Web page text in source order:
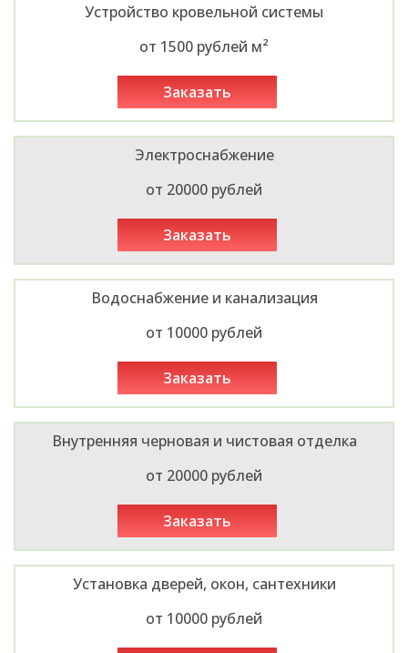
Устройство кровельной системы
от 1500 рублей м²
заказать
Электроснабжение
от 20000 рублей
заказать
Водоснабжение и канализация
от 10000 рублей
заказать
Внутренняя черновая и чистовая отделка
от 20000 рублей
заказать
Установка дверей, окон, сантехники
от 10000 рублей